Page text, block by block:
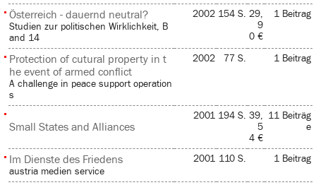
Österreich - dauernd neutral?
Studien zur politischen Wirklichkeit, B
and 14
2002 154 S. 29,
9
0 €
1 Beitrag
Protection of cutural property in t
he event of armed conflict
A challenge in peace support operation
s
2002 77 S. 1 Beitrag
Small States and Alliances
2001 194 S. 39,
5
4 €
11 Beiträg
e
Im Dienste des Friedens
austria medien service
2001 110 S. 1 Beitrag